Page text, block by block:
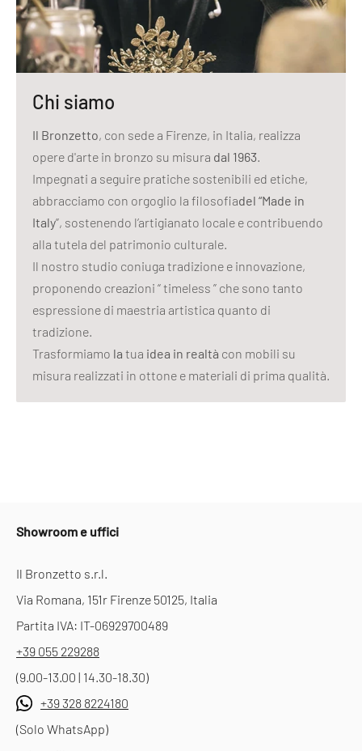
Chi siamo
Il Bronzetto, con sede a Firenze, in Italia, realizza
opere d'arte in bronzo su misura dal 1963.
Impegnati a seguire pratiche sostenibili ed etiche,
abbracciamo con orgoglio la filosofiadel “Made in
Italy”, sostenendo l’artigianato locale e contribuendo
alla tutela del patrimonio culturale.
Il nostro studio coniuga tradizione e innovazione,
proponendo creazioni “ timeless ” che sono tanto
espressione di maestria artistica quanto di
tradizione.
Trasformiamo la tua idea in realtà con mobili su
misura realizzati in ottone e materiali di prima qualità.
Showroom e uffici
Il Bronzetto s.r.l.
Via Romana, 151r Firenze 50125, Italia
Partita IVA: IT-06929700489
+39 055 229288
(9.00-13.00 | 14.30-18.30)
+39 328 8224180
(Solo WhatsApp)